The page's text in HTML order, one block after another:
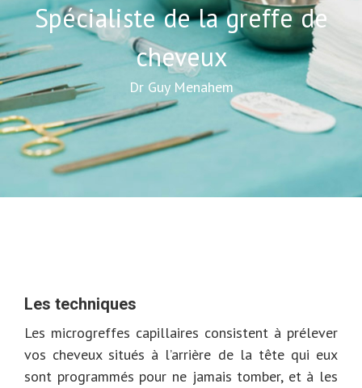
Spécialiste de la greffe de
cheveux
Dr Guy Menahem
Les techniques
Les microgreffes capillaires consistent à prélever
vos cheveux situés à l’arrière de la tête qui eux
sont programmés pour ne jamais tomber, et à les